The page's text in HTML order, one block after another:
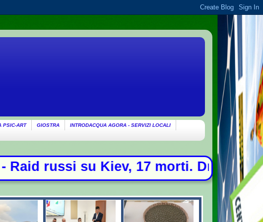
PSIC-ART GIOSTRA
INTRODACQUA AGORA - SERVIZI LOCALI
Drone con esplosivo